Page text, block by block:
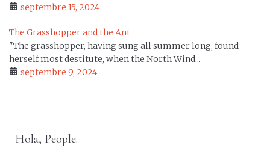
septembre 15, 2024
The Grasshopper and the Ant
"The grasshopper, having sung all summer long, found
herself most destitute, when the North Wind...
septembre 9, 2024
Hola, People.